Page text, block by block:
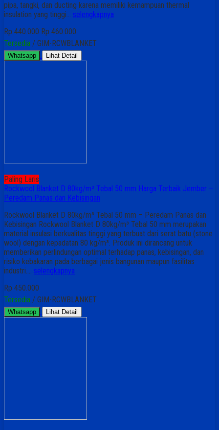
pipa, tangki, dan ducting karena memiliki kemampuan thermal
insulation yang tinggi… selengkapnya
Rp 440.000 Rp 460.000
Tersedia / GIM-RCWBLANKET
Whatsapp Lihat Detail
Paling Laris
Rockwool Blanket D 80kg/m³ Tebal 50 mm Harga Terbaik Jember –
Peredam Panas dan Kebisingan
Rockwool Blanket D 80kg/m³ Tebal 50 mm – Peredam Panas dan
Kebisingan Rockwool Blanket D 80kg/m³ Tebal 50 mm merupakan
material insulasi berkualitas tinggi yang terbuat dari serat batu (stone
wool) dengan kepadatan 80 kg/m³. Produk ini dirancang untuk
memberikan perlindungan optimal terhadap panas, kebisingan, dan
risiko kebakaran pada berbagai jenis bangunan maupun fasilitas
industri…. selengkapnya
Rp 450.000
Tersedia / GIM-RCWBLANKET
Whatsapp Lihat Detail